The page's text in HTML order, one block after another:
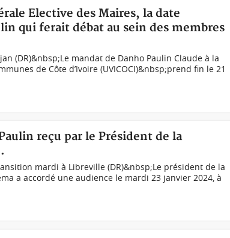
Elective des Maires, la date
qui ferait débat au sein des membres
(DR)&nbsp;Le mandat de Danho Paulin Claude à la
de Côte d’Ivoire (UVICOCI)&nbsp;prend fin le 21
reçu par le Président de la
mardi à Libreville (DR)&nbsp;Le président de la
a accordé une audience le mardi 23 janvier 2024, à